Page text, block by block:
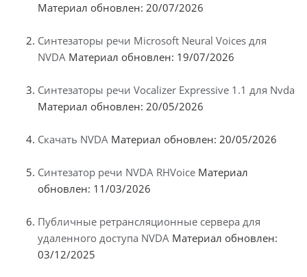
Материал обновлен: 20/07/2026
Синтезаторы речи Microsoft Neural Voices для
NVDA Материал обновлен: 19/07/2026
Синтезаторы речи Vocalizer Expressive 1.1 для Nvda
Материал обновлен: 20/05/2026
Скачать NVDA Материал обновлен: 20/05/2026
Синтезатор речи NVDA RHVoice Материал
обновлен: 11/03/2026
Публичные ретрансляционные сервера для
удаленного доступа NVDA Материал обновлен:
03/12/2025